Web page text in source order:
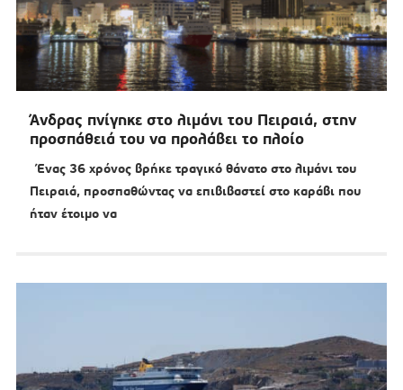
Άνδρας πνίγηκε στο λιμάνι του Πειραιά, στην
προσπάθειά του να προλάβει το πλοίο
Ένας 36 χρόνος βρήκε τραγικό θάνατο στο λιμάνι του
Πειραιά, προσπαθώντας να επιβιβαστεί στο καράβι που
ήταν έτοιμο να